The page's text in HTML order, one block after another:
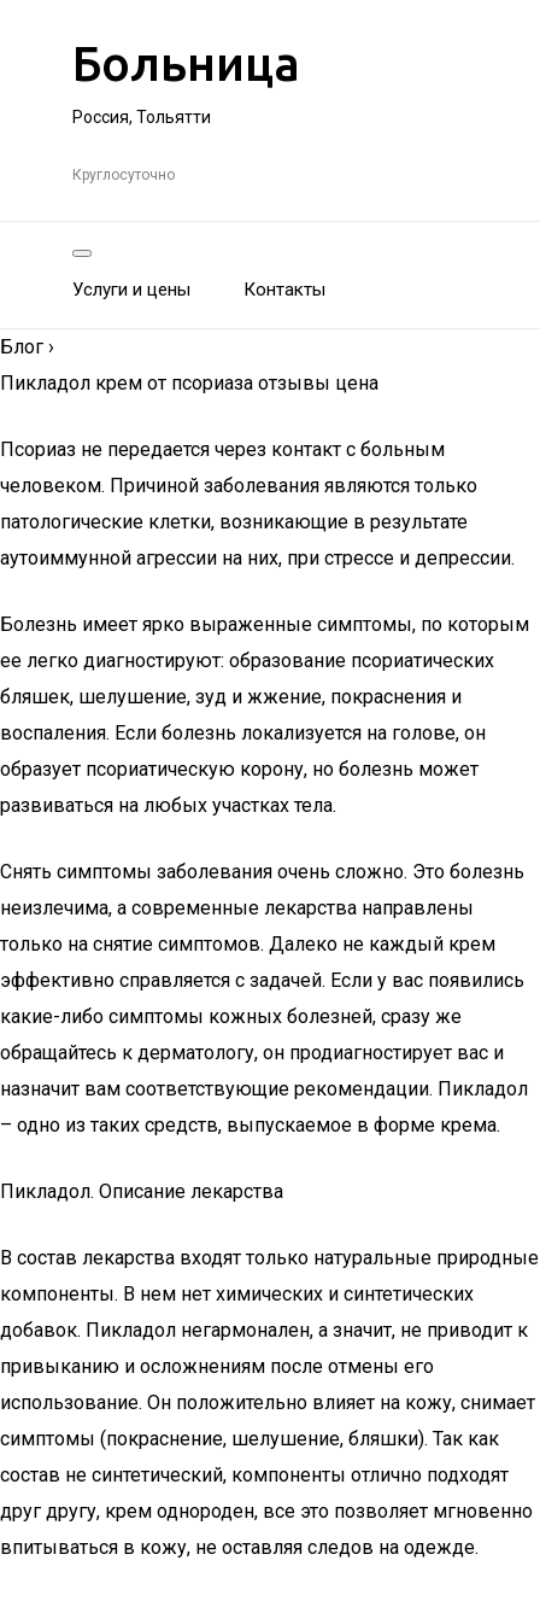
Больница
Россия, Тольятти
Круглосуточно
Услуги и цены Контакты
Блог ›
Пикладол крем от псориаза отзывы цена
Псориаз не передается через контакт с больным
человеком. Причиной заболевания являются только
патологические клетки, возникающие в результате
аутоиммунной агрессии на них, при стрессе и депрессии.
Болезнь имеет ярко выраженные симптомы, по которым
ее легко диагностируют: образование псориатических
бляшек, шелушение, зуд и жжение, покраснения и
воспаления. Если болезнь локализуется на голове, он
образует псориатическую корону, но болезнь может
развиваться на любых участках тела.
Снять симптомы заболевания очень сложно. Это болезнь
неизлечима, а современные лекарства направлены
только на снятие симптомов. Далеко не каждый крем
эффективно справляется с задачей. Если у вас появились
какие-либо симптомы кожных болезней, сразу же
обращайтесь к дерматологу, он продиагностирует вас и
назначит вам соответствующие рекомендации. Пикладол
– одно из таких средств, выпускаемое в форме крема.
Пикладол. Описание лекарства
В состав лекарства входят только натуральные природные
компоненты. В нем нет химических и синтетических
добавок. Пикладол негармонален, а значит, не приводит к
привыканию и осложнениям после отмены его
использование. Он положительно влияет на кожу, снимает
симптомы (покраснение, шелушение, бляшки). Так как
состав не синтетический, компоненты отлично подходят
друг другу, крем однороден, все это позволяет мгновенно
впитываться в кожу, не оставляя следов на одежде.